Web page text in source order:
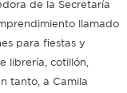
de la Secretaría
llamado
para fiestas y
librería, cotillón,
tanto, a Camila